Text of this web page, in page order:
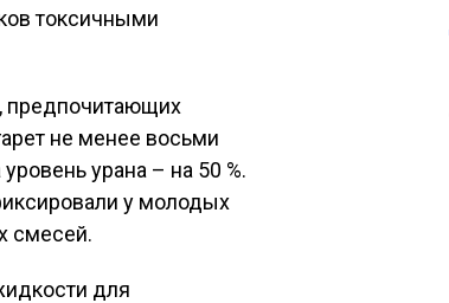
токсичными
предпочитающих
не менее восьми
урана – на 50 %.
у молодых
смесей.
для